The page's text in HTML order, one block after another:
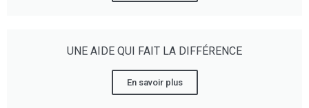
UNE AIDE QUI FAIT LA DIFFÉRENCE
En savoir plus